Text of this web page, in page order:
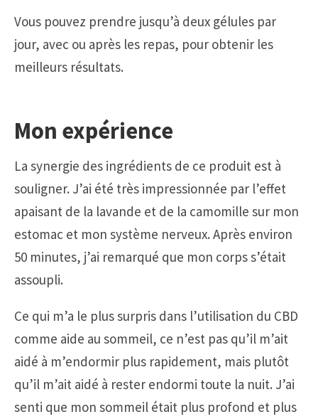
Vous pouvez prendre jusqu’à deux gélules par
jour, avec ou après les repas, pour obtenir les
meilleurs résultats.
Mon expérience
La synergie des ingrédients de ce produit est à
souligner. J’ai été très impressionnée par l’effet
apaisant de la lavande et de la camomille sur mon
estomac et mon système nerveux. Après environ
50 minutes, j’ai remarqué que mon corps s’était
assoupli.
Ce qui m’a le plus surpris dans l’utilisation du CBD
comme aide au sommeil, ce n’est pas qu’il m’ait
aidé à m’endormir plus rapidement, mais plutôt
qu’il m’ait aidé à rester endormi toute la nuit. J’ai
senti que mon sommeil était plus profond et plus